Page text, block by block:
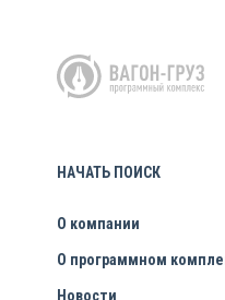
НАЧАТЬ ПОИСК
О компании
О программном
Новости